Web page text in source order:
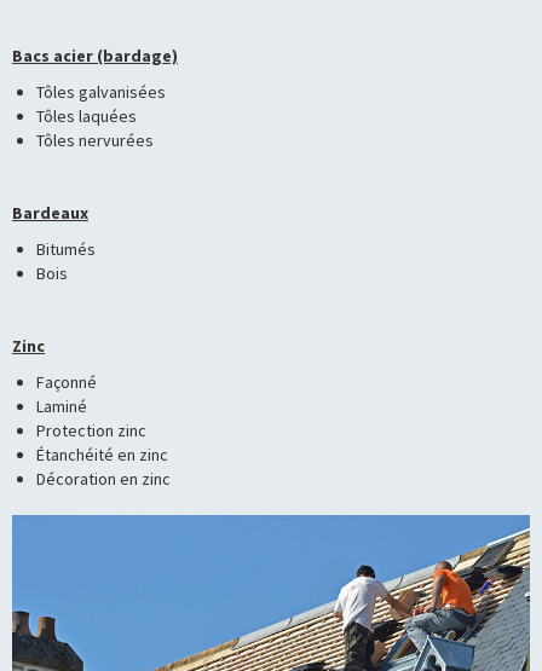
Bacs acier (bardage)
Tôles galvanisées
Tôles laquées
Tôles nervurées
Bardeaux
Bitumés
Bois
Zinc
Façonné
Laminé
Protection zinc
Étanchéité en zinc
Décoration en zinc